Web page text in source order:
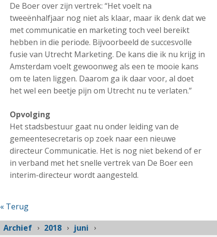
De Boer over zijn vertrek: “Het voelt na
tweeënhalfjaar nog niet als klaar, maar ik denk dat we
met communicatie en marketing toch veel bereikt
hebben in die periode. Bijvoorbeeld de succesvolle
fusie van Utrecht Marketing. De kans die ik nu krijg in
Amsterdam voelt gewoonweg als een te mooie kans
om te laten liggen. Daarom ga ik daar voor, al doet
het wel een beetje pijn om Utrecht nu te verlaten.”
Opvolging
Het stadsbestuur gaat nu onder leiding van de
gemeentesecretaris op zoek naar een nieuwe
directeur Communicatie. Het is nog niet bekend of er
in verband met het snelle vertrek van De Boer een
interim-directeur wordt aangesteld.
« Terug
Archief
2018
juni